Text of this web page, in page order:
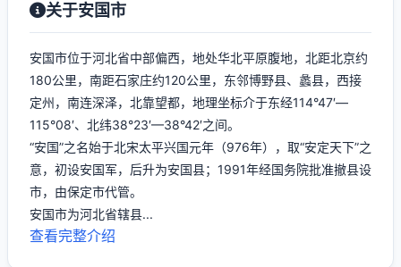
关于安国市
安国市位于河北省中部偏西，地处华北平原腹地，北距北京约
180公里，南距石家庄约120公里，东邻博野县、蠡县，西接
定州，南连深泽，北靠望都，地理坐标介于东经114°47′—
115°08′、北纬38°23′—38°42′之间。
“安国”之名始于北宋太平兴国元年（976年），取“安定天下”之
意，初设安国军，后升为安国县；1991年经国务院批准撤县设
市，由保定市代管。
安国市为河北省辖县...
查看完整介绍